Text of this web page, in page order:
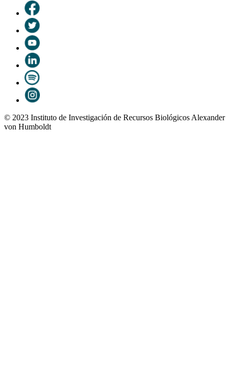
© 2023 Instituto de Investigación de Recursos Biológicos Alexander
von Humboldt